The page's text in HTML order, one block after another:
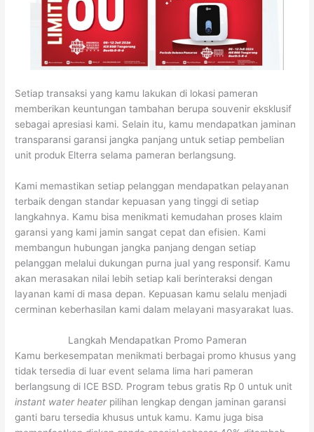
Setiap transaksi yang kamu lakukan di lokasi pameran
memberikan keuntungan tambahan berupa souvenir eksklusif
sebagai apresiasi kami. Selain itu, kamu mendapatkan jaminan
transparansi garansi jangka panjang untuk setiap pembelian
unit produk Elterra selama pameran berlangsung.
Kami memastikan setiap pelanggan mendapatkan pelayanan
terbaik dengan standar kepuasan yang tinggi di setiap
langkahnya. Kamu bisa menikmati kemudahan proses klaim
garansi yang kami jamin sangat cepat dan efisien. Kami
membangun hubungan jangka panjang dengan setiap
pelanggan melalui dukungan purna jual yang responsif. Kamu
akan merasakan nilai lebih setiap kali berinteraksi dengan
layanan kami di masa depan. Kepuasan kamu selalu menjadi
cerminan keberhasilan kami dalam melayani masyarakat luas.
Langkah Mendapatkan Promo Pameran
Kamu berkesempatan menikmati berbagai promo khusus yang
tidak tersedia di luar event selama lima hari pameran
berlangsung di ICE BSD. Program tebus gratis Rp 0 untuk unit
instant water heaterpilihan lengkap dengan jaminan garansi
ganti baru tersedia khusus untuk kamu. Kamu juga bisa